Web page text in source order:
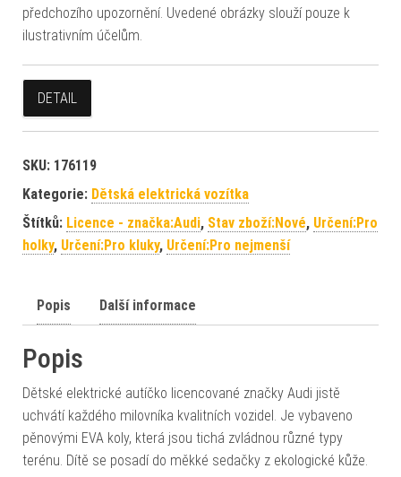
předchozího upozornění. Uvedené obrázky slouží pouze k
ilustrativním účelům.
DETAIL
SKU: 176119
Kategorie: Dětská elektrická vozítka
Štítků: Licence - značka:Audi, Stav zboží:Nové, Určení:Pro
holky, Určení:Pro kluky, Určení:Pro nejmenší
Popis Další informace
Popis
Dětské elektrické autíčko licencované značky Audi jistě
uchvátí každého milovníka kvalitních vozidel. Je vybaveno
pěnovými EVA koly, která jsou tichá zvládnou různé typy
terénu. Dítě se posadí do měkké sedačky z ekologické kůže.